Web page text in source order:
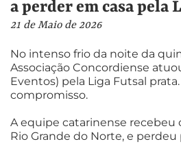
a perder em casa pela
21 de Maio de 2026
No intenso frio da noite da
Associação Concordiense
Eventos) pela Liga Futsal
compromisso.
A equipe catarinense recebeu
Rio Grande do Norte, e perdeu